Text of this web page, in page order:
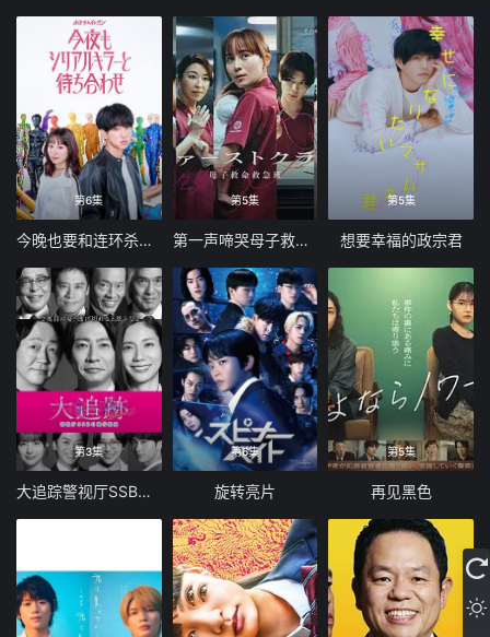
第6集
今晚也要和连环杀手约会
第5集
第一声啼哭母子救命急救班
第5集
想要幸福的政宗君
第3集
大追踪警视厅SSBC强行犯系第二季
第6集
旋转亮片
第5集
再见黑色